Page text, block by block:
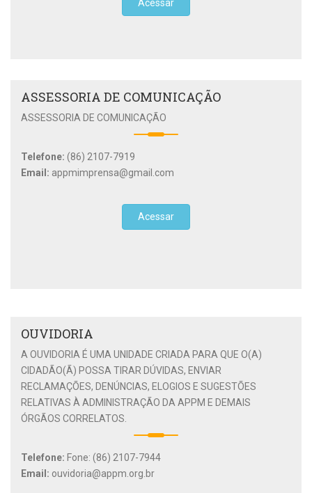
Acessar
ASSESSORIA DE COMUNICAÇÃO
ASSESSORIA DE COMUNICAÇÃO
Telefone: (86) 2107-7919
Email: appmimprensa@gmail.com
Acessar
OUVIDORIA
A OUVIDORIA É UMA UNIDADE CRIADA PARA QUE O(A)
CIDADÃO(Ã) POSSA TIRAR DÚVIDAS, ENVIAR
RECLAMAÇÕES, DENÚNCIAS, ELOGIOS E SUGESTÕES
RELATIVAS À ADMINISTRAÇÃO DA APPM E DEMAIS
ÓRGÃOS CORRELATOS.
Telefone: Fone: (86) 2107-7944
Email: ouvidoria@appm.org.br